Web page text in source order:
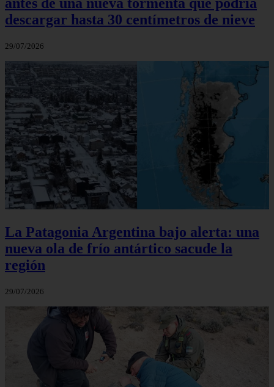
antes de una nueva tormenta que podría
descargar hasta 30 centímetros de nieve
29/07/2026
La Patagonia Argentina bajo alerta: una
nueva ola de frío antártico sacude la
región
29/07/2026